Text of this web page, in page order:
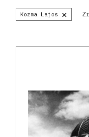
Kozma Lajos ×